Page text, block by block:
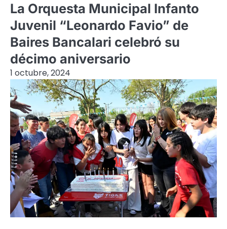
La Orquesta Municipal Infanto
Juvenil “Leonardo Favio” de
Baires Bancalari celebró su
décimo aniversario
1 octubre, 2024